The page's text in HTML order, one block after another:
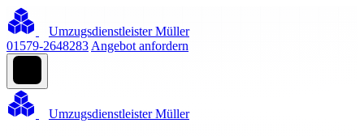
Umzugsdienstleister Müller
01579-2648283 Angebot anfordern
Umzugsdienstleister Müller